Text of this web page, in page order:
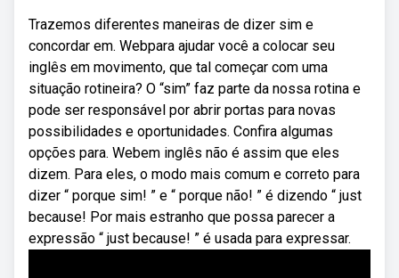
Trazemos diferentes maneiras de dizer sim e
concordar em. Webpara ajudar você a colocar seu
inglês em movimento, que tal começar com uma
situação rotineira? O “sim” faz parte da nossa rotina e
pode ser responsável por abrir portas para novas
possibilidades e oportunidades. Confira algumas
opções para. Webem inglês não é assim que eles
dizem. Para eles, o modo mais comum e correto para
dizer “ porque sim! ” e “ porque não! ” é dizendo “ just
because! Por mais estranho que possa parecer a
expressão “ just because! ” é usada para expressar.